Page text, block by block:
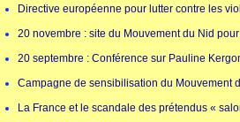
Directive européenne pour lutter contre les
20 novembre : site du Mouvement du Nid
20 septembre : Conférence sur Pauline
Campagne de sensibilisation du Mouvement
La France et le scandale des prétendus «